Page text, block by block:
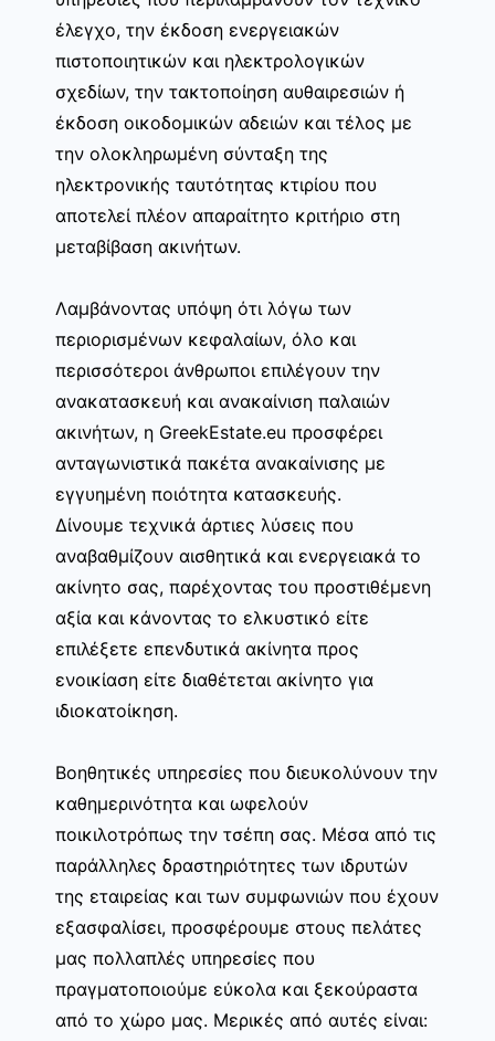
έλεγχο, την έκδοση ενεργειακών
πιστοποιητικών και ηλεκτρολογικών
σχεδίων, την τακτοποίηση αυθαιρεσιών ή
έκδοση οικοδομικών αδειών και τέλος με
την ολοκληρωμένη σύνταξη της
ηλεκτρονικής ταυτότητας κτιρίου που
αποτελεί πλέον απαραίτητο κριτήριο στη
μεταβίβαση ακινήτων.
Λαμβάνοντας υπόψη ότι λόγω των
περιορισμένων κεφαλαίων, όλο και
περισσότεροι άνθρωποι επιλέγουν την
ανακατασκευή και ανακαίνιση παλαιών
ακινήτων, η GreekEstate.eu προσφέρει
ανταγωνιστικά πακέτα ανακαίνισης με
εγγυημένη ποιότητα κατασκευής.
Δίνουμε τεχνικά άρτιες λύσεις που
αναβαθμίζουν αισθητικά και ενεργειακά το
ακίνητο σας, παρέχοντας του προστιθέμενη
αξία και κάνοντας το ελκυστικό είτε
επιλέξετε επενδυτικά ακίνητα προς
ενοικίαση είτε διαθέτεται ακίνητο για
ιδιοκατοίκηση.
Βοηθητικές υπηρεσίες που διευκολύνουν την
καθημερινότητα και ωφελούν
ποικιλοτρόπως την τσέπη σας. Μέσα από τις
παράλληλες δραστηριότητες των ιδρυτών
της εταιρείας και των συμφωνιών που έχουν
εξασφαλίσει, προσφέρουμε στους πελάτες
μας πολλαπλές υπηρεσίες που
πραγματοποιούμε εύκολα και ξεκούραστα
από το χώρο μας. Μερικές από αυτές είναι: